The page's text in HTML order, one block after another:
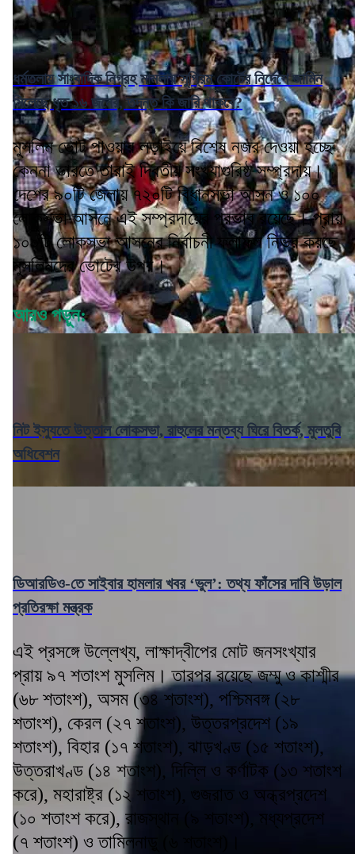
ধর্মতলায় সাংবাদিক নিগ্রহ মামলায় সুপ্রিম কোর্টের নির্দেশে জামিন
মিলেছে ধৃত ১৬ জনের, তদন্ত কি জারি থাকবে?
মুসলিম ভোট পাওয়ার লড়াইয়ে বিশেষ নজর দেওয়া হচ্ছে
কেননা ভারতে তারাই দ্বিতীয় সংখ্যাগুরিষ্ঠ সম্প্রদায়।
দেশের ৯০টি জেলায় ৭২০টি বিধানসভা আসন ও ১০০
লোকসভা আসনে এই সম্প্রদায়ের প্রভাব রয়েছে। প্রায়
১০০টি লোকসভা আসনের নির্বাচনী ফলাফল নির্ভর করছে
মুসলিমদের ভোটের উপর।
আরও পড়ুন:
নিট ইস্যুতে উত্তাল লোকসভা, রাহুলের মন্তব্য ঘিরে বিতর্ক, মুলতুবি
অধিবেশন
ডিআরডিও-তে সাইবার হামলার খবর ‘ভুল’: তথ্য ফাঁসের দাবি উড়াল
প্রতিরক্ষা মন্ত্রক
এই প্রসঙ্গে উল্লেখ্য, লাক্ষাদ্বীপের মোট জনসংখ্যার
প্রায় ৯৭ শতাংশ মুসলিম। তারপর রয়েছে জম্মু ও কাশ্মীর
(৬৮ শতাংশ), অসম (৩৪ শতাংশ), পশ্চিমবঙ্গ (২৮
শতাংশ), কেরল (২৭ শতাংশ), উত্তরপ্রদেশ (১৯
শতাংশ), বিহার (১৭ শতাংশ), ঝাড়খণ্ড (১৫ শতাংশ),
উত্তরাখণ্ড (১৪ শতাংশ), দিল্লি ও কর্ণাটক (১৩ শতাংশ
করে), মহারাষ্ট্র (১২ শতাংশ), গুজরাত ও অন্ধ্রপ্রদেশ
(১০ শতাংশ করে), রাজস্থান (৯ শতাংশ), মধ্যপ্রদেশ
(৭ শতাংশ) ও তামিলনাড়ু (৬ শতাংশ)।